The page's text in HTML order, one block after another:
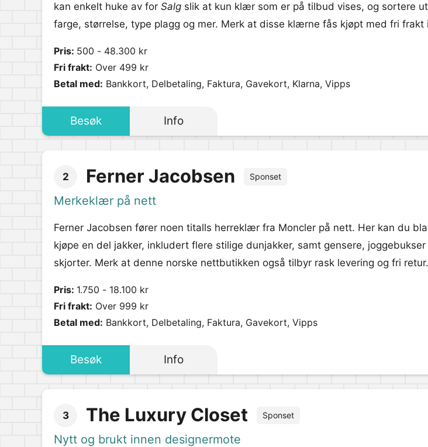
kan enkelt huke av for Salg slik at kun klær som er på tilbud vises, og sortere
farge, størrelse, type plagg og mer. Merk at disse klærne fås kjøpt med fri frakt
Pris: 500 - 48.300 kr
Fri frakt: Over 499 kr
Betal med: Bankkort, Delbetaling, Faktura, Gavekort, Klarna, Vipps
Besøk Info
2 Ferner Jacobsen Sponset
Merkeklær på nett
Ferner Jacobsen fører noen titalls herreklær fra Moncler på nett. Her kan du
kjøpe en del jakker, inkludert flere stilige dunjakker, samt gensere,
skjorter. Merk at denne norske nettbutikken også tilbyr rask levering og fri retur.
Pris: 1.750 - 18.100 kr
Fri frakt: Over 999 kr
Betal med: Bankkort, Delbetaling, Faktura, Gavekort, Vipps
Besøk Info
3 The Luxury Closet Sponset
Nytt og brukt innen designermote